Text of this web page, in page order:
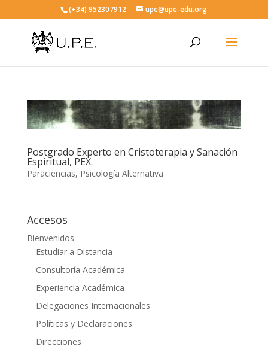
(+34) 952307912 upe@upe-edu.org
Postgrado Experto en Cristoterapia y Sanación
Espiritual, PEX.
Paraciencias, Psicología Alternativa
Accesos
Bienvenidos
Estudiar a Distancia
Consultoría Académica
Experiencia Académica
Delegaciones Internacionales
Políticas y Declaraciones
Direcciones